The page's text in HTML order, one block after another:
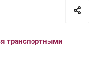
транспортными